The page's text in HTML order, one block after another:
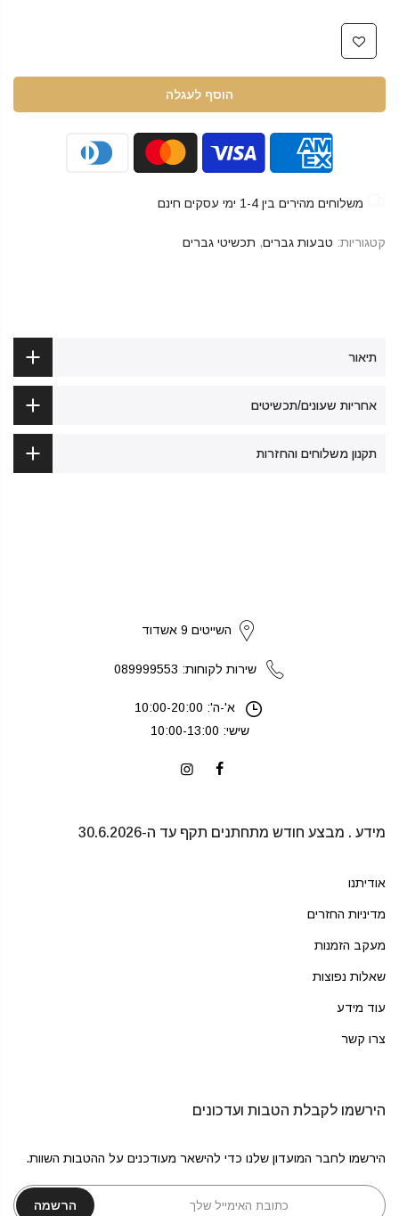
הוסף לעגלה
משלוחים מהירים בין 1-4 ימי עסקים חינם
קטגוריות: טבעות גברים, תכשיטי גברים
תיאור
אחריות שעונים/תכשיטים
תקנון משלוחים והחזרות
השייטים 9 אשדוד
שירות לקוחות: 089999553
א'-ה': 10:00-20:00
שישי: 10:00-13:00
מידע . מבצע חודש מתחתנים תקף עד ה-30.6.2026
אודיתנו
מדיניות החזרים
מעקב הזמנות
שאלות נפוצות
עוד מידע
צרו קשר
הירשמו לקבלת הטבות ועדכונים
הירשמו לחבר המועדון שלנו כדי להישאר מעודכנים על ההטבות השוות.
הרשמה